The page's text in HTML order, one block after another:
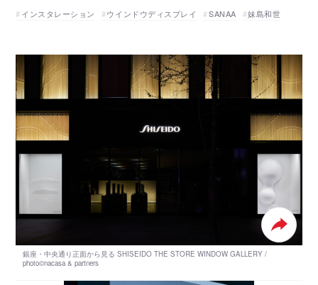
インスタレーション
ウインドウディスプレイ SANAA 妹島和世